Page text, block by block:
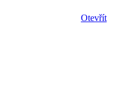
Otevřít